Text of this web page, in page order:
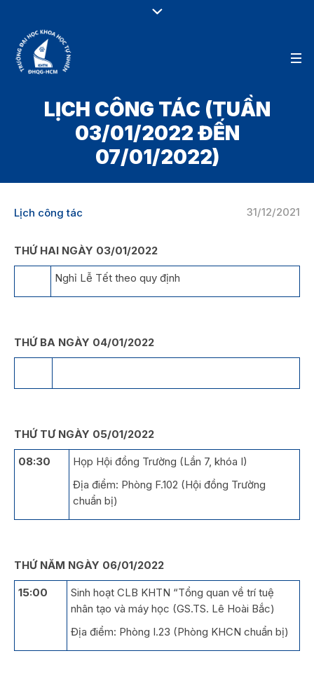
LỊCH CÔNG TÁC (TUẦN
03/01/2022 ĐẾN
07/01/2022)
31/12/2021
Lịch công tác
THỨ HAI NGÀY 03/01/2022
Nghỉ Lễ Tết theo quy định
THỨ BA NGÀY 04/01/2022
THỨ TƯ NGÀY 05/01/2022
08:30
Họp Hội đồng Trường (Lần 7, khóa I)
Địa điểm: Phòng F.102 (Hội đồng Trường
chuẩn bị)
THỨ NĂM NGÀY 06/01/2022
15:00
Sinh hoạt CLB KHTN “Tổng quan về trí tuệ
nhân tạo và máy học (GS.TS. Lê Hoài Bắc)
Địa điểm: Phòng I.23 (Phòng KHCN chuẩn bị)